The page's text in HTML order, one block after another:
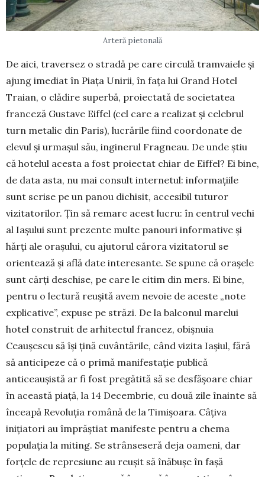
Arteră pietonală
De aici, traversez o stradă pe care circulă tramvaiele și
ajung imediat în Piața Unirii, în fața lui Grand Hotel
Traian, o clădire superbă, proiectată de societatea
franceză Gustave Eiffel (cel care a realizat și celebrul
turn metalic din Paris), lucrările fiind coordonate de
elevul și urmașul său, inginerul Fragneau. De unde știu
că hotelul acesta a fost proiectat chiar de Eiffel? Ei bine,
de data asta, nu mai consult internetul: informațiile
sunt scrise pe un panou dichisit, accesibil tuturor
vizitatorilor. Țin să remarc acest lucru: în centrul vechi
al Iașului sunt prezente multe panouri informative și
hărți ale orașului, cu ajutorul cărora vizitatorul se
orientează și află date interesante. Se spune că orașele
sunt cărți deschise, pe care le citim din mers. Ei bine,
pentru o lectură reușită avem nevoie de aceste „note
explicative”, expuse pe străzi. De la balconul marelui
hotel construit de arhitectul francez, obișnuia
Ceaușescu să își țină cuvântările, când vizita Iașiul, fără
să anticipeze că o primă manifestație publică
anticeaușistă ar fi fost pregătită să se desfășoare chiar
în această piață, la 14 Decembrie, cu două zile înainte să
înceapă Revoluția română de la Timișoara. Câțiva
inițiatori au împrăștiat manifeste pentru a chema
populația la miting. Se strânseseră deja oameni, dar
forțele de represiune au reușit să înăbușe în fașă